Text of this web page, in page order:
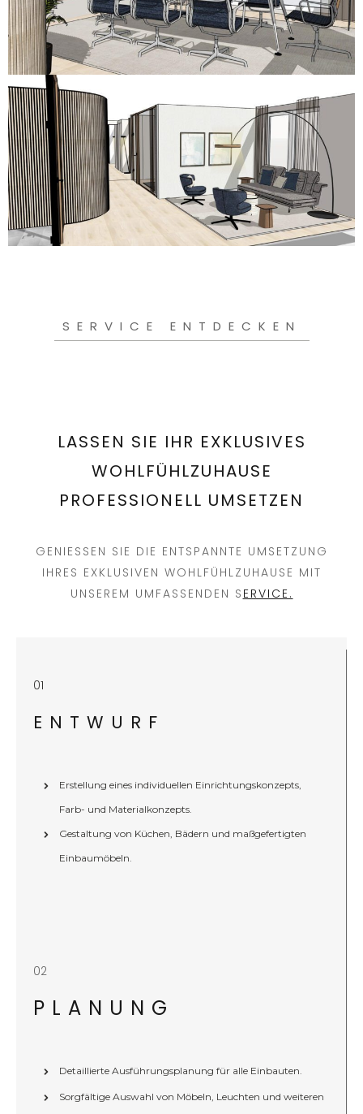
SERVICE ENTDECKEN
LASSEN SIE IHR EXKLUSIVES
WOHLFÜHLZUHAUSE
PROFESSIONELL UMSETZEN
GENIESSEN SIE DIE ENTSPANNTE UMSETZUNG I
HRES EXKLUSIVEN WOHLFÜHLZUHAUSE MIT U
NSEREM UMFASSENDEN S
ERVICE.
01
ENTW URF
Erstellung eines individuellen Einrichtungskonzepts,
Farb- und Materialkonzepts.
Gestaltung von Küchen, Bädern und maßgefertigten
Einbaumöbeln.
02
PLANUNG
Detaillierte Ausführungsplanung für alle Einbauten.
Sorgfältige Auswahl von Möbeln, Leuchten und weiteren